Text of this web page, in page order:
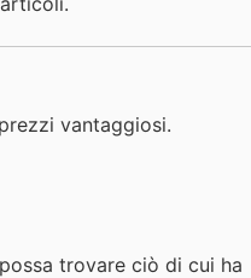
vantaggiosi.
trovare ciò di cui ha